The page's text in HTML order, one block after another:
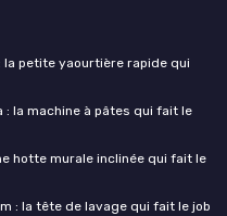
la petite yaourtière rapide qui
: la machine à pâtes qui fait le
hotte murale inclinée qui fait le
: la tête de lavage qui fait le job